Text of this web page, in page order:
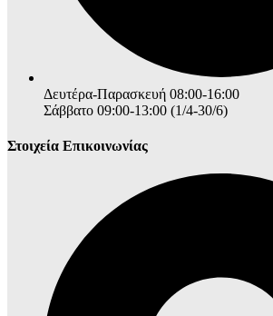
Δευτέρα-Παρασκευή 08:00-16:00
Σάββατο 09:00-13:00 (1/4-30/6)
Στοιχεία Επικοινωνίας